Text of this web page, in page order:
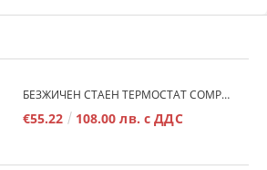
БЕЗЖИЧЕН СТАЕН ТЕРМОСТАТ COMPUTHERM Q7RF
€55.22 108.00 лв. с ДДС